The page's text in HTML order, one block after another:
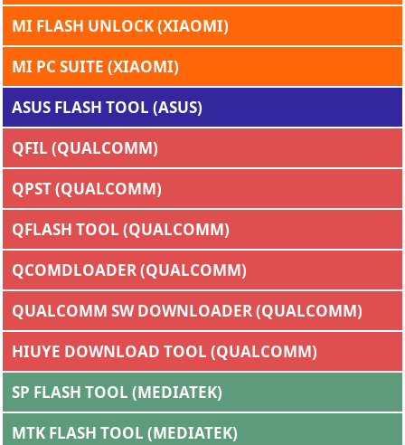
MI FLASH UNLOCK (XIAOMI)
MI PC SUITE (XIAOMI)
ASUS FLASH TOOL (ASUS)
QFIL (QUALCOMM)
QPST (QUALCOMM)
QFLASH TOOL (QUALCOMM)
QCOMDLOADER (QUALCOMM)
QUALCOMM SW DOWNLOADER (QUALCOMM)
HIUYE DOWNLOAD TOOL (QUALCOMM)
SP FLASH TOOL (MEDIATEK)
MTK FLASH TOOL (MEDIATEK)